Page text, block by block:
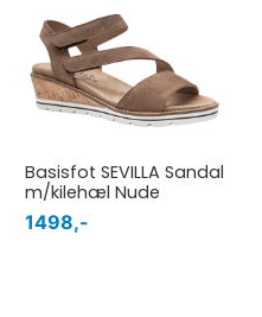
Basisfot SEVILLA Sandal
m/kilehæl Nude
1498,-